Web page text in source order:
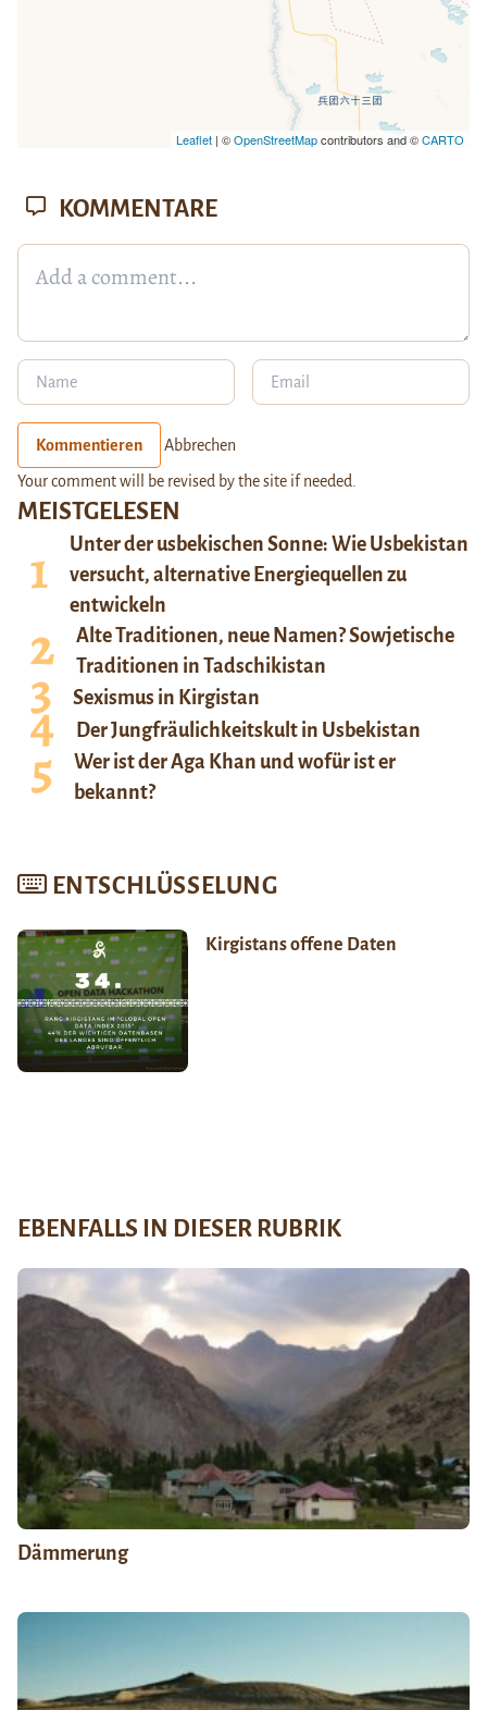
Leaflet| ©OpenStreetMapcontributors and ©CARTO
MEISTGELESEN
Unter der usbekischen Sonne: Wie Usbekistan
versucht, alternative Energiequellen zu
entwickeln
Alte Traditionen, neue Namen? Sowjetische
Traditionen in Tadschikistan
Sexismus in Kirgistan
Der Jungfräulichkeitskult in Usbekistan
Wer ist der Aga Khan und wofür ist er
bekannt?
ENTSCHLÜSSELUNG
Kirgistans offene Daten
KOMMENTARE
Kommentieren Abbrechen
Your comment will be revised by the site if needed.
EBENFALLS IN DIESER RUBRIK
Dämmerung